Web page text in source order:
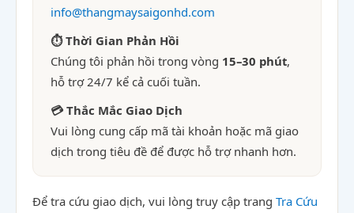
info@thangmaysaigonhd.com
⏱ Thời Gian Phản Hồi
Chúng tôi phản hồi trong vòng 15–30 phút,
hỗ trợ 24/7 kể cả cuối tuần.
💳 Thắc Mắc Giao Dịch
Vui lòng cung cấp mã tài khoản hoặc mã giao
dịch trong tiêu đề để được hỗ trợ nhanh hơn.
Để tra cứu giao dịch, vui lòng truy cập trang Tra Cứu